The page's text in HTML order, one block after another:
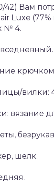
Вам
Luxe (77%
№ 4.
вилки:
вязание
шелк.